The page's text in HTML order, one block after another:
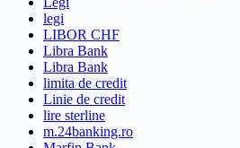
legi
LIBOR CHF
Libra Bank
Libra Bank
limita de credit
Linie de credit
lire sterline
m.24banking.ro